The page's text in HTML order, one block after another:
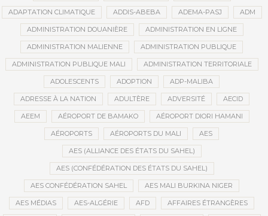
ADAPTATION CLIMATIQUE ADDIS-ABEBA ADEMA-PASJ ADM
ADMINISTRATION DOUANIÈRE ADMINISTRATION EN LIGNE
ADMINISTRATION MALIENNE ADMINISTRATION PUBLIQUE
ADMINISTRATION PUBLIQUE MALI ADMINISTRATION TERRITORIALE
ADOLESCENTS ADOPTION ADP-MALIBA
ADRESSE À LA NATION ADULTÈRE ADVERSITÉ AECID
AEEM AÉROPORT DE BAMAKO AÉROPORT DIORI HAMANI
AÉROPORTS AÉROPORTS DU MALI AES
AES (ALLIANCE DES ÉTATS DU SAHEL)
AES (CONFÉDÉRATION DES ÉTATS DU SAHEL)
AES CONFÉDÉRATION SAHEL AES MALI BURKINA NIGER
AES MÉDIAS AES-ALGÉRIE AFD AFFAIRES ÉTRANGÈRES